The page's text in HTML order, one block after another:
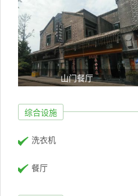
山门餐厅
综合设施
洗衣机
餐厅